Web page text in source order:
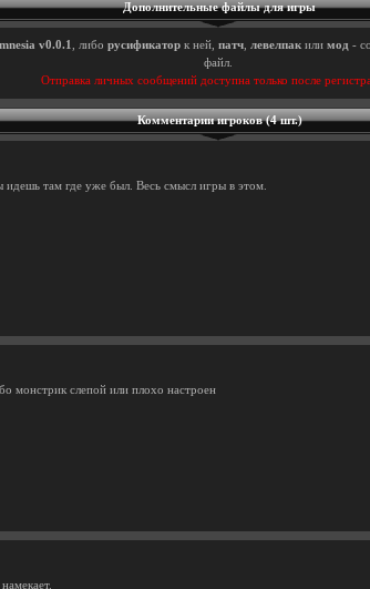
Дополнительные файлы для игры
v0.0.1 , либо русификатор к ней, патч левелпак или мод -
файл.
Отправка личных сообщений доступна только после
Комментарии игроков (4 шт.)
идешь там где уже был. Весь смысл игры в этом.
монстрик слепой или плохо настроен